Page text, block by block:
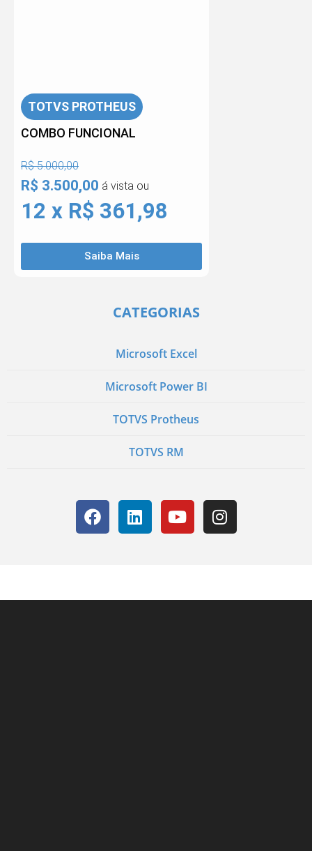
TOTVS PROTHEUS
COMBO FUNCIONAL
R$ 5.000,00
R$ 3.500,00 á vista ou
12 x R$ 361,98
Saiba Mais
CATEGORIAS
Microsoft Excel
Microsoft Power BI
TOTVS Protheus
TOTVS RM